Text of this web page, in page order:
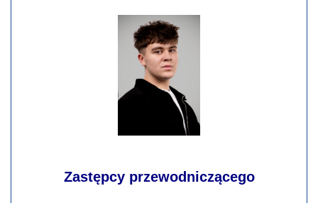
Zastępcy przewodniczącego